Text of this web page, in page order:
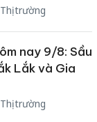
Thị trường
nay 9/8: Sầu
Lắk và Gia
Thị trường